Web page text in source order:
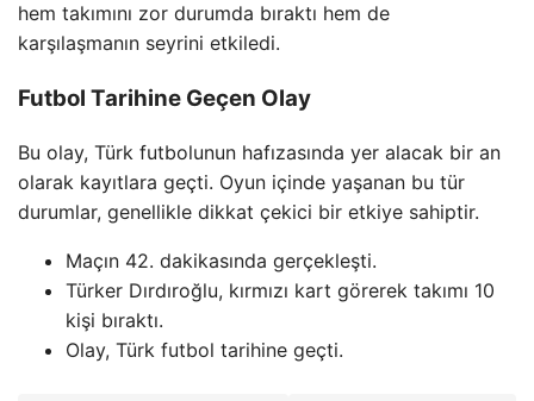
hem takımını zor durumda bıraktı hem de
karşılaşmanın seyrini etkiledi.
Futbol Tarihine Geçen Olay
Bu olay, Türk futbolunun hafızasında yer alacak bir an
olarak kayıtlara geçti. Oyun içinde yaşanan bu tür
durumlar, genellikle dikkat çekici bir etkiye sahiptir.
Maçın 42. dakikasında gerçekleşti.
Türker Dırdıroğlu, kırmızı kart görerek takımı 10
kişi bıraktı.
Olay, Türk futbol tarihine geçti.